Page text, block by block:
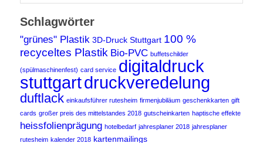
Schlagwörter
"grünes" Plastik 3D-Druck Stuttgart 100 %
recyceltes Plastik Bio-PVC buffetschilder
(spülmaschinenfest) card service digitaldruck
stuttgartdruckveredelung
duftlack einkaufsführer rutesheim firmenjubiläum geschenkkarten gift
cards großer preis des mittelstandes 2018 gutscheinkarten haptische effekte
heissfolienprägung hotelbedarf jahresplaner 2018 jahresplaner
rutesheim kalender 2018 kartenmailings